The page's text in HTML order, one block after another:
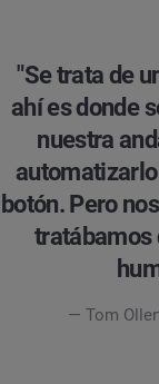
"Se trata de
ahí es donde
nuestra
botón. Pero
tratábamos
— Tom